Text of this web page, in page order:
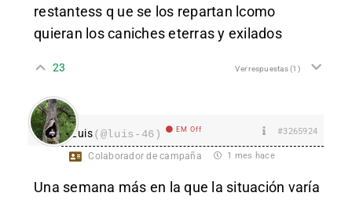
restantess q ue se los repartan lcomo
quieran los caniches eterras y exilados
23 Ver respuestas(1)
Luis(@luis-46) EM Off #3265924
Colaborador de campaña 1 mes hace
Una semana más en la que la situación varía